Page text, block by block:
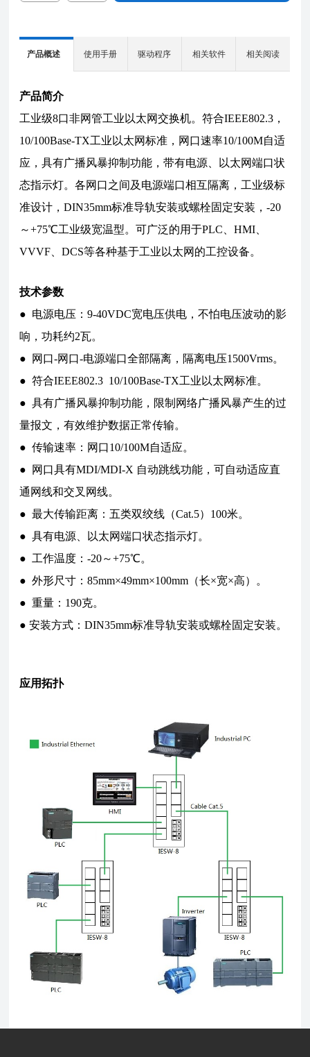
产品概述 使用手册 驱动程序 相关软件 相关阅读
产品简介
工业级8口非网管工业以太网交换机。符合IEEE802.3，
10/100Base-TX工业以太网标准，网口速率10/100M自适
应，具有广播风暴抑制功能，带有电源、以太网端口状
态指示灯。各网口之间及电源端口相互隔离，工业级标
准设计，DIN35mm标准导轨安装或螺栓固定安装，-20
～+75℃工业级宽温型。可广泛的用于PLC、HMI、
VVVF、DCS等各种基于工业以太网的工控设备。
技术参数
● 电源电压：9-40VDC宽电压供电，不怕电压波动的影
响，功耗约2瓦。
● 网口-网口-电源端口全部隔离，隔离电压1500Vrms。
● 符合IEEE802.3 10/100Base-TX工业以太网标准。
● 具有广播风暴抑制功能，限制网络广播风暴产生的过
量报文，有效维护数据正常传输。
● 传输速率：网口10/100M自适应。
● 网口具有MDI/MDI-X 自动跳线功能，可自动适应直
通网线和交叉网线。
● 最大传输距离：五类双绞线（Cat.5）100米。
● 具有电源、以太网端口状态指示灯。
● 工作温度：-20～+75℃。
● 外形尺寸：85mm×49mm×100mm（长×宽×高）。
● 重量：190克。
● 安装方式：DIN35mm标准导轨安装或螺栓固定安装。
应用拓扑